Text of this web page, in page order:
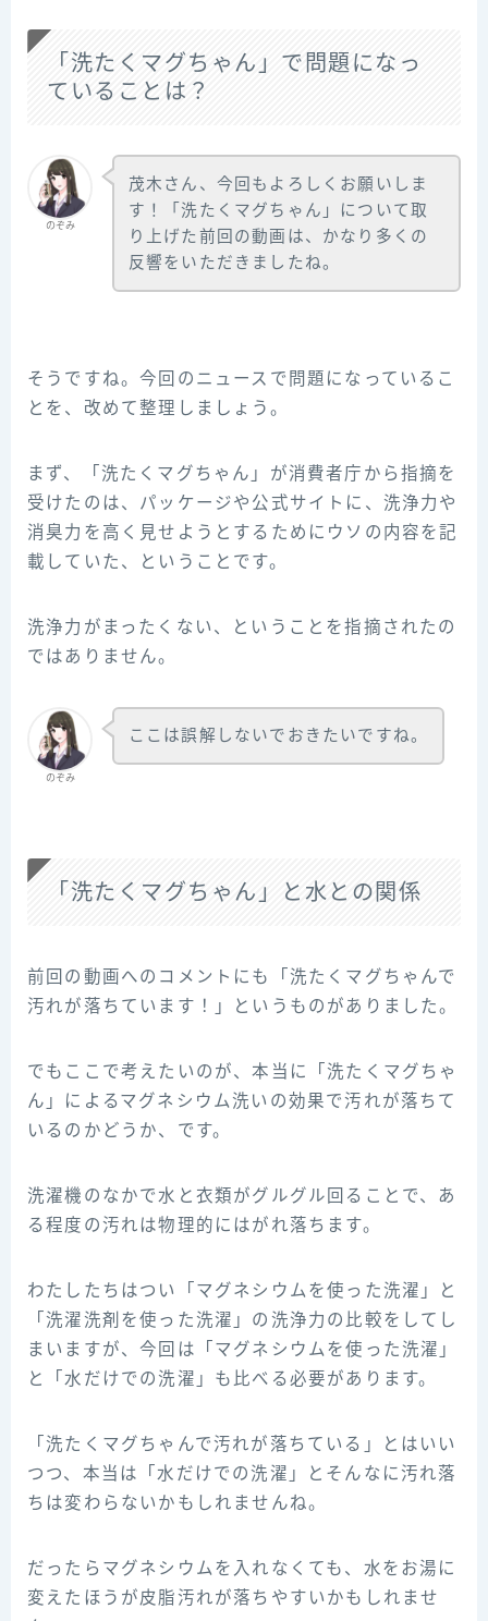
「洗たくマグちゃん」で問題になっ
ていることは？
のぞみ
茂木さん、今回もよろしくお願いしま
す！「洗たくマグちゃん」について取
り上げた前回の動画は、かなり多くの
反響をいただきましたね。
そうですね。今回のニュースで問題になっているこ
とを、改めて整理しましょう。
まず、「洗たくマグちゃん」が消費者庁から指摘を
受けたのは、パッケージや公式サイトに、洗浄力や
消臭力を高く見せようとするためにウソの内容を記
載していた、ということです。
洗浄力がまったくない、ということを指摘されたの
ではありません。
のぞみ
ここは誤解しないでおきたいですね。
「洗たくマグちゃん」と水との関係
前回の動画へのコメントにも「洗たくマグちゃんで
汚れが落ちています！」というものがありました。
でもここで考えたいのが、本当に「洗たくマグちゃ
ん」によるマグネシウム洗いの効果で汚れが落ちて
いるのかどうか、です。
洗濯機のなかで水と衣類がグルグル回ることで、あ
る程度の汚れは物理的にはがれ落ちます。
わたしたちはつい「マグネシウムを使った洗濯」と
「洗濯洗剤を使った洗濯」の洗浄力の比較をしてし
まいますが、今回は「マグネシウムを使った洗濯」
と「水だけでの洗濯」も比べる必要があります。
「洗たくマグちゃんで汚れが落ちている」とはいい
つつ、本当は「水だけでの洗濯」とそんなに汚れ落
ちは変わらないかもしれませんね。
だったらマグネシウムを入れなくても、水をお湯に
変えたほうが皮脂汚れが落ちやすいかもしれませ